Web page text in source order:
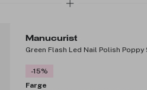
Manucurist
Green Flash Led Nail Polish Poppy
-15%
Farge